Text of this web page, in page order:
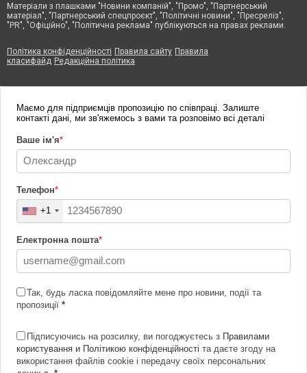
Матеріали з плашками "Новини компаній", "Промо", "Партнерський
матеріал", "Партнерський спецпроєкт", "Політичні новини", "Пресреліз",
"PR", "Офіційно", "Політична реклама" публікуються на правах реклами.
Політика конфіденційності Правила сайту Правила
класифайд Редакційна політика
Маємо для підприємців пропозицію по співпраці. Залиште
контакті дані, ми зв'яжемось з вами та розповімо всі деталі
Ваше ім'я*
Телефон*
+1
Електронна пошта*
Так, будь ласка повідомляйте мене про новини, події та
пропозиції *
Підписуючись на розсилку, ви погоджуєтесь з Правилами
користування и Політикою конфіденційності та даєте згоду на
використання файлів cookie і передачу своїх персональних